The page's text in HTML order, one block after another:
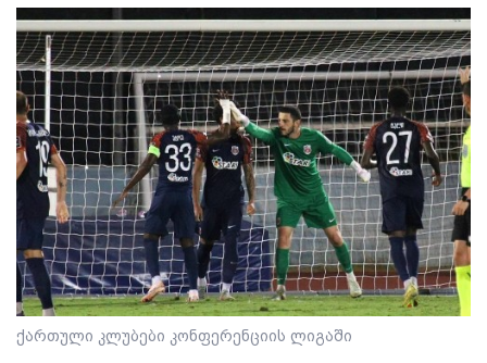
ქართული კლუბები კონფერენციის ლიგაში